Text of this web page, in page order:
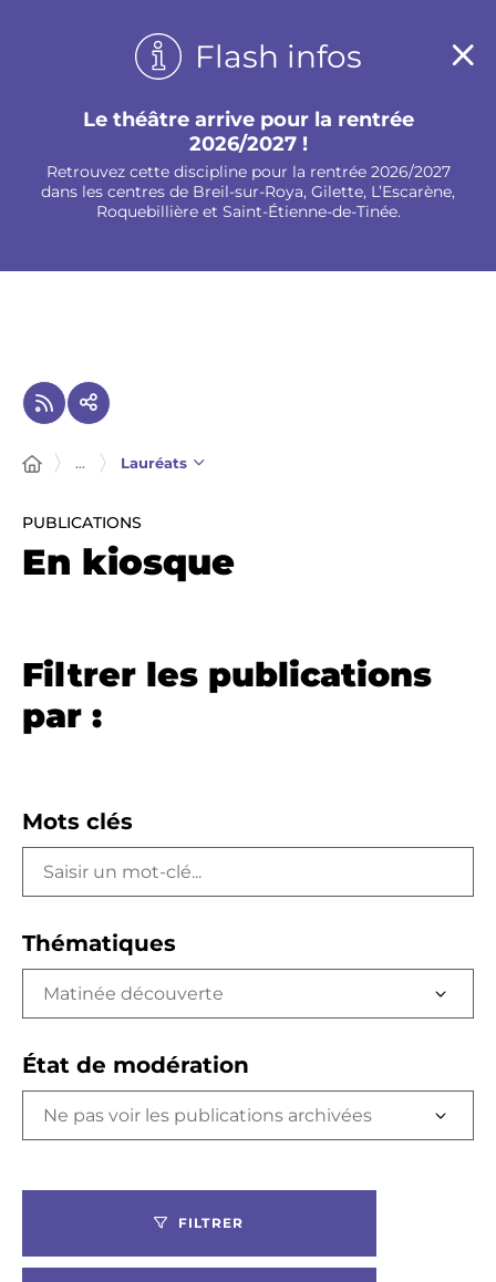
Flash infos
Le théâtre arrive pour la rentrée
2026/2027 !
Retrouvez cette discipline pour la rentrée 2026/2027
dans les centres de Breil-sur-Roya, Gilette, L’Escarène,
Roquebillière et Saint-Étienne-de-Tinée.
... Lauréats
PUBLICATIONS
En kiosque
Filtrer les publications
par :
Mots clés
Thématiques
Matinée découverte
État de modération
FILTRER